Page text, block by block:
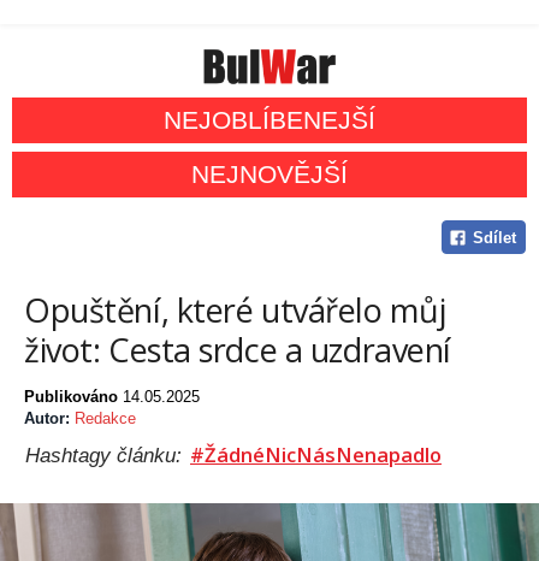
NEJOBLÍBENEJŠÍ
NEJNOVĚJŠÍ
Sdílet
Opuštění, které utvářelo můj
život: Cesta srdce a uzdravení
Publikováno 14.05.2025
Autor: Redakce
Hashtagy článku: #ŽádnéNicNásNenapadlo